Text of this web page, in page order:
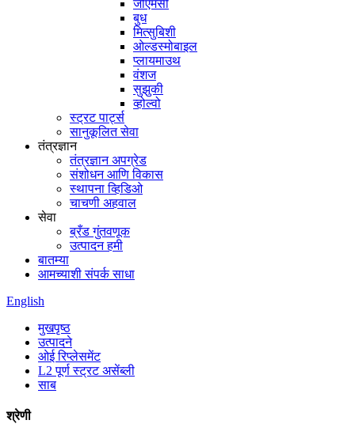
जीएमसी
बुध
मित्सुबिशी
ओल्डस्मोबाइल
प्लायमाउथ
वंशज
सुझुकी
व्होल्वो
स्ट्रट पार्ट्स
सानुकूलित सेवा
तंत्रज्ञान
तंत्रज्ञान अपग्रेड
संशोधन आणि विकास
स्थापना व्हिडिओ
चाचणी अहवाल
सेवा
ब्रँड गुंतवणूक
उत्पादन हमी
बातम्या
आमच्याशी संपर्क साधा
English
मुखपृष्ठ
उत्पादने
ओई रिप्लेसमेंट
L2 पूर्ण स्ट्रट असेंब्ली
साब
श्रेणी